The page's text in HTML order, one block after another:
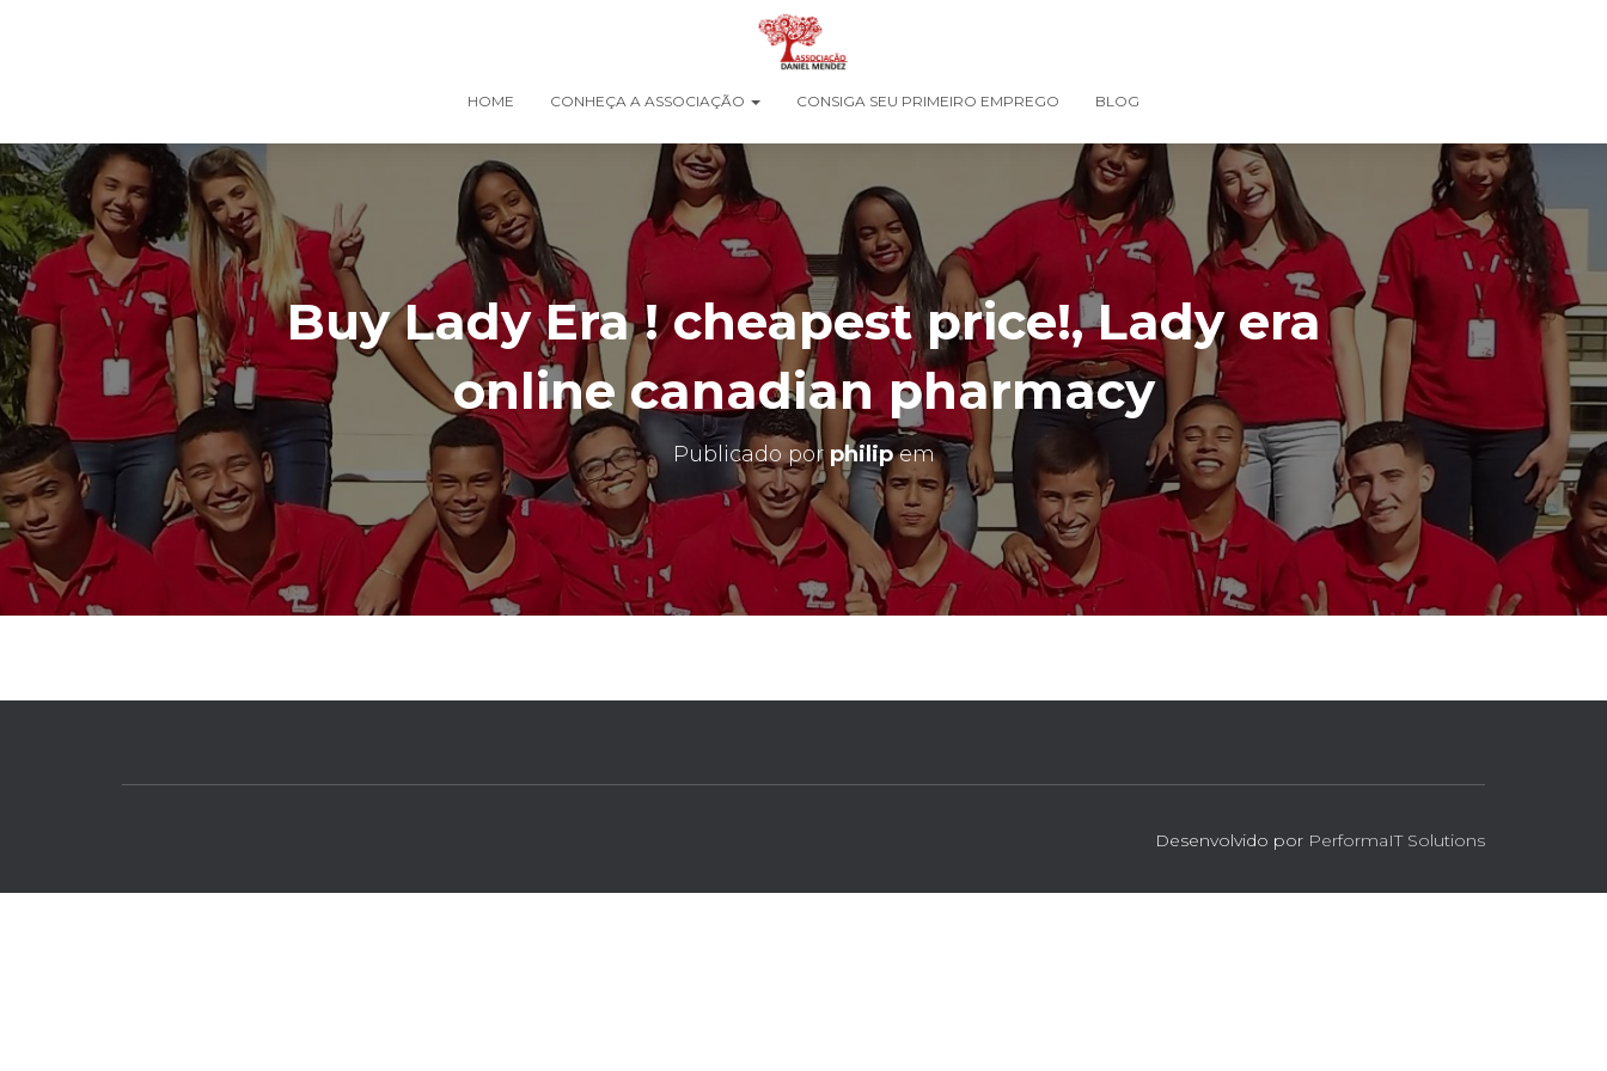
HOME CONHEÇA A ASSOCIAÇÃO CONSIGA SEU PRIMEIRO EMPREGO BLOG
Buy Lady Era ! cheapest price!, Lady era
online canadian pharmacy
Publicado por philipem
Desenvolvido por PerformaIT Solutions